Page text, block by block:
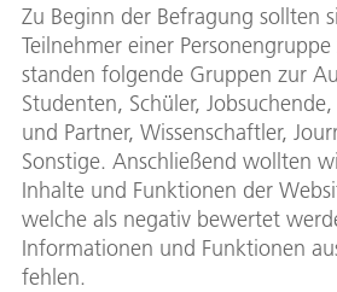
Zu Beginn der Befragung sollten
Teilnehmer einer
standen folgende Gruppen zur
Studenten, Schüler,
und Partner, Wissenschaftler,
Sonstige. Anschließend wollten
Inhalte und Funktionen der
welche als negativ bewertet
Informationen und Funktionen
fehlen.